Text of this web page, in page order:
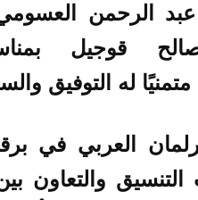
الرحمن
قوجيل
متمنيًا له التوفيق
العربي في
التنسيق